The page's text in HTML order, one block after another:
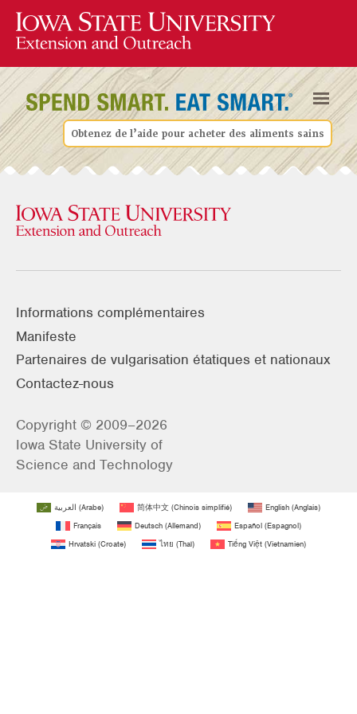
Obtenez de l’aide pour acheter des aliments sains
Informations complémentaires
Manifeste
Partenaires de vulgarisation étatiques et nationaux
Contactez-nous
Copyright © 2009–2026
Iowa State University of
Science and Technology
العربية (Arabe) 简体中文 (Chinois simplifié) English (Anglais)
Français
Deutsch (Allemand) Español (Espagnol)
Hrvatski (Croate) ไทย (Thaï) Tiếng Việt (Vietnamien)